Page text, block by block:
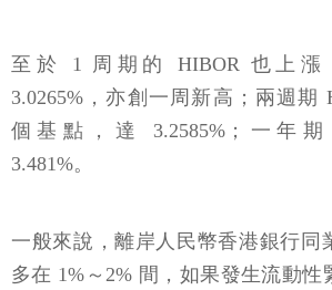
至於 1 周期的 HIBOR 也上漲
3.0265%，亦創一周新高；兩週期
個基點，達 3.2585%；一年
3.481%。
一般來說，離岸人民幣香港銀行同
多在 1%～2% 間，如果發生流動性